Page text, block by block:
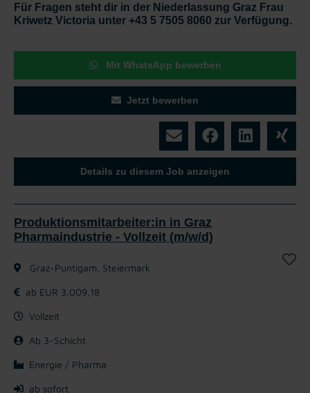
Für Fragen steht dir in der Niederlassung Graz Frau
Kriwetz Victoria unter +43 5 7505 8060 zur Verfügung.
Mit WhatsApp bewerben
Jetzt bewerben
Details zu diesem Job anzeigen
Produktionsmitarbeiter:in in Graz
Pharmaindustrie - Vollzeit (m/w/d)
Graz-Puntigam, Steiermark
ab EUR 3.009,18
Vollzeit
Ab 3-Schicht
Energie / Pharma
ab sofort